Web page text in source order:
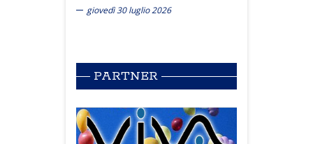
giovedì 30 luglio 2026
PARTNER